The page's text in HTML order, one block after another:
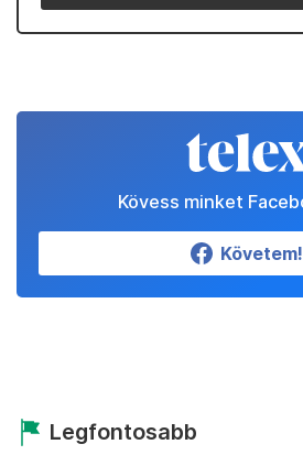
Kövess minket
Követem!
Legfontosabb